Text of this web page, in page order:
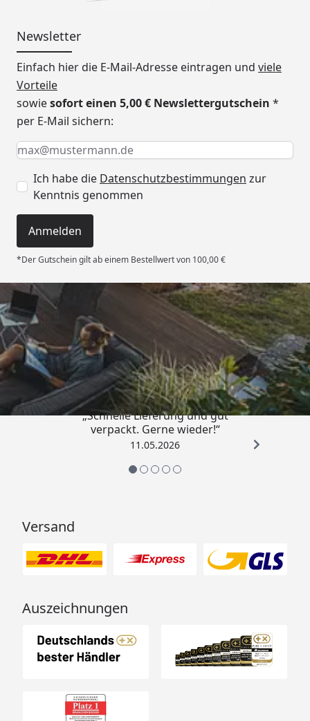
Newsletter
Einfach hier die E-Mail-Adresse eintragen und viele
Vorteile
sowiesofort einen 5,00 € Newslettergutschein *
per E-Mail sichern:
Keine Eingabe erforderlich
Eingabe erforderlich
E-Mail *
Ich habe die Datenschutzbestimmungen zur
Kenntnis genommen
Anmelden
*Der Gutschein gilt ab einem Bestellwert von 100,00 €
Trusted Shops
4,93/ 5
„Schnelle Lieferung und gut
verpackt. Gerne wieder!“
11.05.2026
Versand
Auszeichnungen